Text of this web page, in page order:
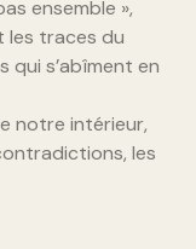
ensemble »,
les traces du
qui s’abîment en
notre intérieur,
les